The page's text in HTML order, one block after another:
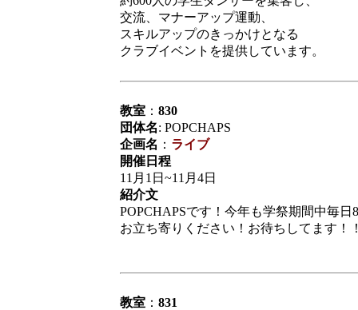
交流、マナーアップ運動、
スキルアップのきっかけとなる
クラブイベントを提供しています。
教室 ： 830
団体名: POPCHAPS
企画名 ： ライブ
開催日程
11月1日~11月4日
紹介文
POPCHAPSです！今年も学祭期間中毎
お立ち寄りください！お待ちしてます！
教室 ： 831